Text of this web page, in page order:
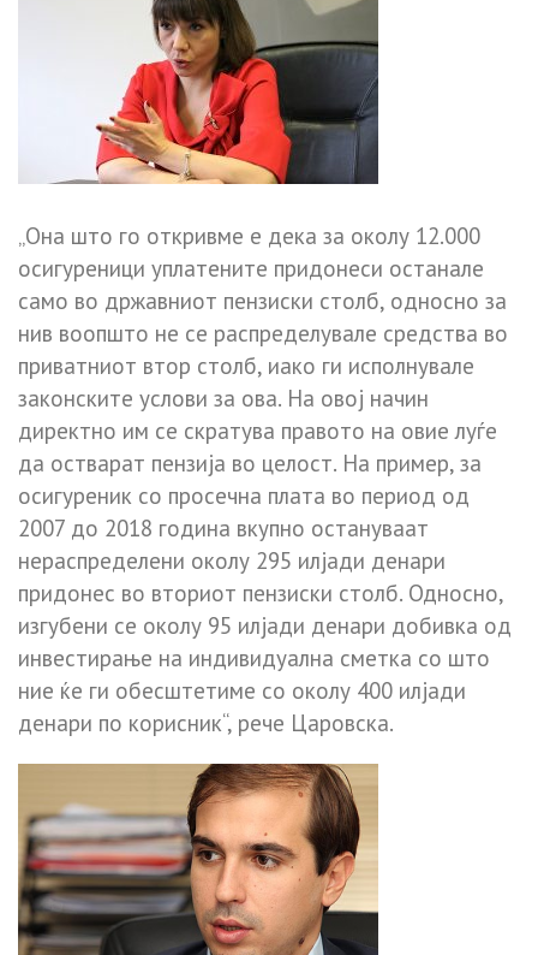
„Она што го откривме е дека за околу 12.000
осигуреници уплатените придонеси останале
само во државниот пензиски столб, односно за
нив воопшто не се распределувале средства во
приватниот втор столб, иако ги исполнувале
законските услови за ова. На овој начин
директно им се скратува правото на овие луѓе
да остварат пензија во целост. На пример, за
осигуреник со просечна плата во период од
2007 до 2018 година вкупно остануваат
нераспределени околу 295 илјади денари
придонес во вториот пензиски столб. Односно,
изгубени се околу 95 илјади денари добивка од
инвестирање на индивидуална сметка со што
ние ќе ги обесштетиме со околу 400 илјади
денари по корисник“, рече Царовска.